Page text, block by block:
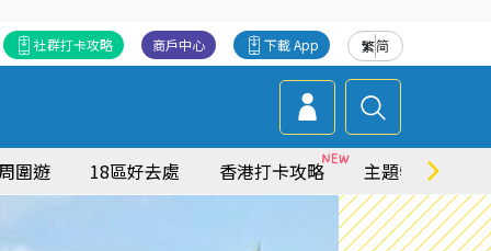
繁简
下載 App
商戶中心
社群打卡攻略
圍遊 18區好去處 香港打卡攻略 主題特集